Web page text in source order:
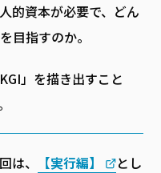
的資本が必要で、どん
目指すのか。
」を描き出すこと
は、 【実行編】
とし